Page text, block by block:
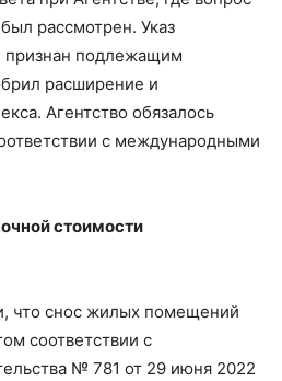
рассмотрен. Указ
признан подлежащим
расширение и
Агентство обязалось
с международными
стоимости
что снос жилых помещений
соответствии с
№ 781 от 29 июня 2022